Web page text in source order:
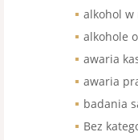
alkohol w
alkohole
awaria
awaria
badania
Bez